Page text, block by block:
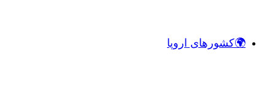
🌍کشورهای اروپا